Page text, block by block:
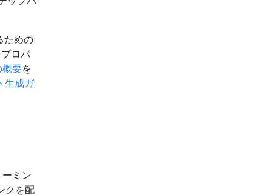
ための
ロパ
概要を
生成ガ
ミン
クを配